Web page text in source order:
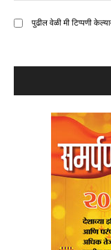
पुढील वेळी मी टिप्पणी